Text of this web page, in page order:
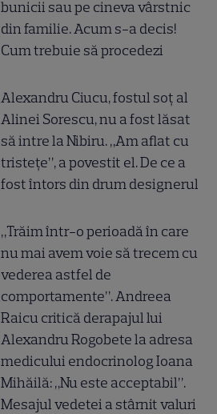
bunicii sau pe cineva vârstnic
din familie. Acum s-a decis!
Cum trebuie să procedezi
Alexandru Ciucu, fostul soț al
Alinei Sorescu, nu a fost lăsat
să intre la Nibiru. „Am aflat cu
tristețe”, a povestit el. De ce a
fost întors din drum designerul
„Trăim într-o perioadă în care
nu mai avem voie să trecem cu
vederea astfel de
comportamente”. Andreea
Raicu critică derapajul lui
Alexandru Rogobete la adresa
medicului endocrinolog Ioana
Mihăilă: „Nu este acceptabil”.
Mesajul vedetei a stârnit valuri